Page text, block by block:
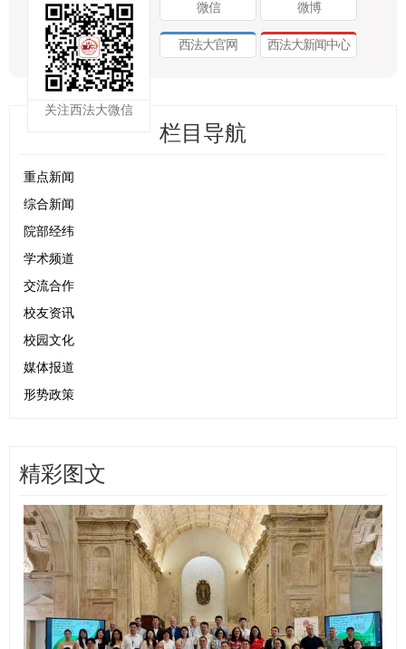
关注西法大微信
微信 微博
西法大官网 西法大新闻中心
栏目导航
重点新闻
综合新闻
院部经纬
学术频道
交流合作
校友资讯
校园文化
媒体报道
形势政策
精彩图文